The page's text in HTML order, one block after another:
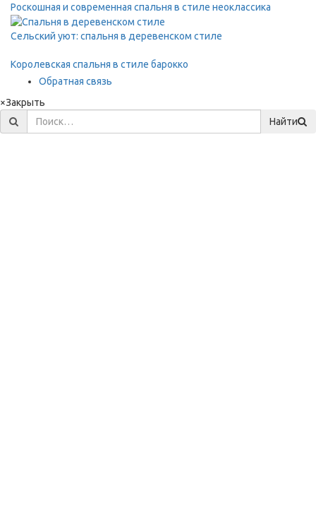
Роскошная и современная спальня в стиле неоклассика
Сельский уют: спальня в деревенском стиле
Королевская спальня в стиле барокко
Обратная связь
×Закрыть
Найти